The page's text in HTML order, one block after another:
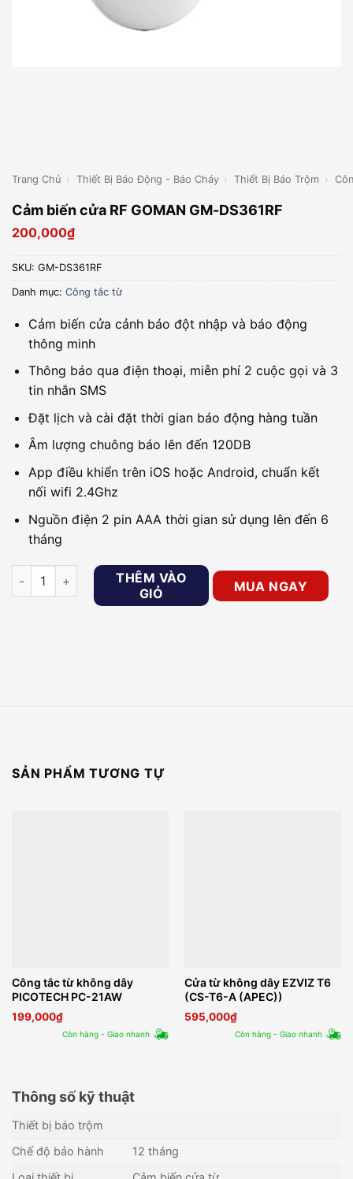
Trang Chủ › Thiết Bị Báo Động - Báo Cháy › Thiết Bị Báo Trộm ›
Cảm biến cửa RF GOMAN GM-DS361RF
200,000₫
SKU: GM-DS361RF
Danh mục: Công tắc từ
Cảm biến cửa cảnh báo đột nhập và báo động
thông minh
Thông báo qua điện thoại, miễn phí 2 cuộc gọi và 3
tin nhắn SMS
Đặt lịch và cài đặt thời gian báo động hàng tuần
Âm lượng chuông báo lên đến 120DB
App điều khiển trên iOS hoặc Android, chuẩn kết
nối wifi 2.4Ghz
Nguồn điện 2 pin AAA thời gian sử dụng lên đến 6
tháng
Cảm biến cửa RF GOMAN GM-DS361RF số lượng
THÊM VÀO
GIỎ
MUA NGAY
SẢN PHẨM TƯƠNG TỰ
Công tắc từ không dây
PICOTECH PC-21AW
199,000₫
Còn hàng - Giao nhanh
Cửa từ không dây EZVIZ T6
(CS-T6-A (APEC))
595,000₫
Còn hàng - Giao nhanh
Thông số kỹ thuật
Thiết bị báo trộm
Chế độ bảo hành
12 tháng